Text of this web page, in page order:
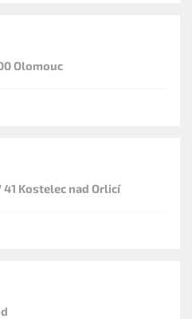
Olomouc
41 Kostelec nad Orlicí